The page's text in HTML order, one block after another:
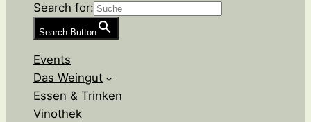
Search for:
Search Button
Events
Das Weingut
Essen & Trinken
Vinothek